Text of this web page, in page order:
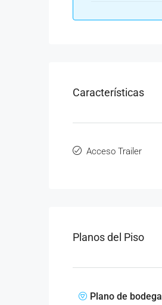
Características
Acceso Trailer
Planos del Piso
Plano de bodega